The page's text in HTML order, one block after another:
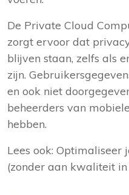
De Private Cloud
zorgt ervoor dat
blijven staan, zelfs als
zijn.
en ook niet
beheerders van
hebben.
Lees ook: Optimaliseer
(zonder aan kwaliteit in